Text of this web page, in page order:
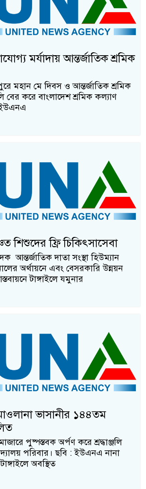
মর্যাদায় আন্তর্জাতিক শ্রমিক
মহান মে দিবস ও আন্তর্জাতিক শ্রমিক
বের করে বাংলাদেশ শ্রমিক কল্যাণ
শিশুদের ফ্রি চিকিৎসাসেবা
আন্তর্জাতিক দাতা সংস্থা হিউম্যান
অর্থায়নে এবং বেসরকারি উন্নয়ন
টাঙ্গাইলে যমুনার
ভাসানীর ১৪৪তম
পুষ্পস্তবক অর্পণ করে শ্রদ্ধাঞ্জলি
পরিবার। ছবি : ইউএনএ নানা
অবস্থিত